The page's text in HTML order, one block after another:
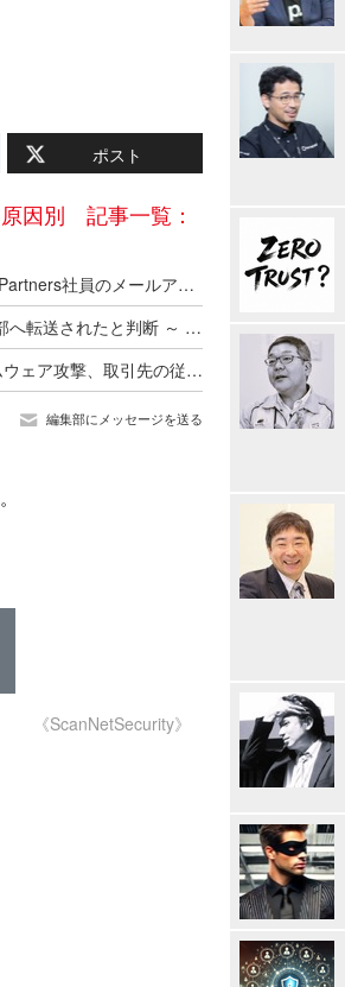
ポスト
因別 記事一覧：
Axcelead Drug Discovery Partners社員のメールアカウントに不正アクセス、約7,000通のメールで痕跡を確認
ADサーバ上のデータが外部へ転送されたと判断 ～ 精電舎電子工業にランサムウェア攻撃
新エフエイコムにランサムウェア攻撃、取引先の従業員に関する個人情報が漏えいした可能性
編集部にメッセージを送る
《ScanNetSecurity》